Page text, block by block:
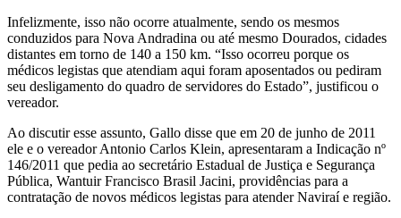
Infelizmente, isso não ocorre atualmente, sendo os mesmos
conduzidos para Nova Andradina ou até mesmo Dourados, cidades
distantes em torno de 140 a 150 km. “Isso ocorreu porque os
médicos legistas que atendiam aqui foram aposentados ou pediram
seu desligamento do quadro de servidores do Estado”, justificou o
vereador.
Ao discutir esse assunto, Gallo disse que em 20 de junho de 2011
ele e o vereador Antonio Carlos Klein, apresentaram a Indicação nº
146/2011 que pedia ao secretário Estadual de Justiça e Segurança
Pública, Wantuir Francisco Brasil Jacini, providências para a
contratação de novos médicos legistas para atender Naviraí e região.